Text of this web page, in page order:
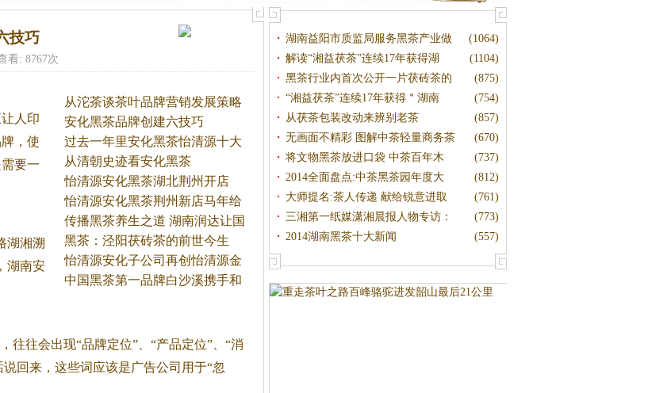
技巧
看: 8767次
从沱茶谈茶叶品牌营销发展策略
安化黑茶品牌创建六技巧
过去一年里安化黑茶怡清源十大
新
从清朝史迹看安化黑茶
怡清源安化黑茶湖北荆州开店
怡清源安化黑茶荆州新店马年给
力
传播黑茶养生之道 湖南润达让国
黑茶：泾阳茯砖茶的前世今生
怡清源安化子公司再创怡清源金
牌
中国黑茶第一品牌白沙溪携手和
人印
，使
要一
湖湘溯
湖南安
往往会出现“品牌定位”、“产品定位”、“消
回来，这些词应该是广告公司用于“忽
(1064)
湖南益阳市质监局服务黑茶产业做
(1104)
解读“湘益茯茶”连续17年获得湖
(875)
黑茶行业内首次公开一片茯砖茶的
(754)
“湘益茯茶”连续17年获得＂湖南
(857)
从茯茶包装改动来辨别老茶
(670)
无画面不精彩 图解中茶轻量商务茶
(737)
将文物黑茶放进口袋 中茶百年木
(812)
2014全面盘点:中茶黑茶园年度大
(761)
大师提名:茶人传递 献给锐意进取
(773)
三湘第一纸媒潇湘晨报人物专访：
(557)
2014湖南黑茶十大新闻